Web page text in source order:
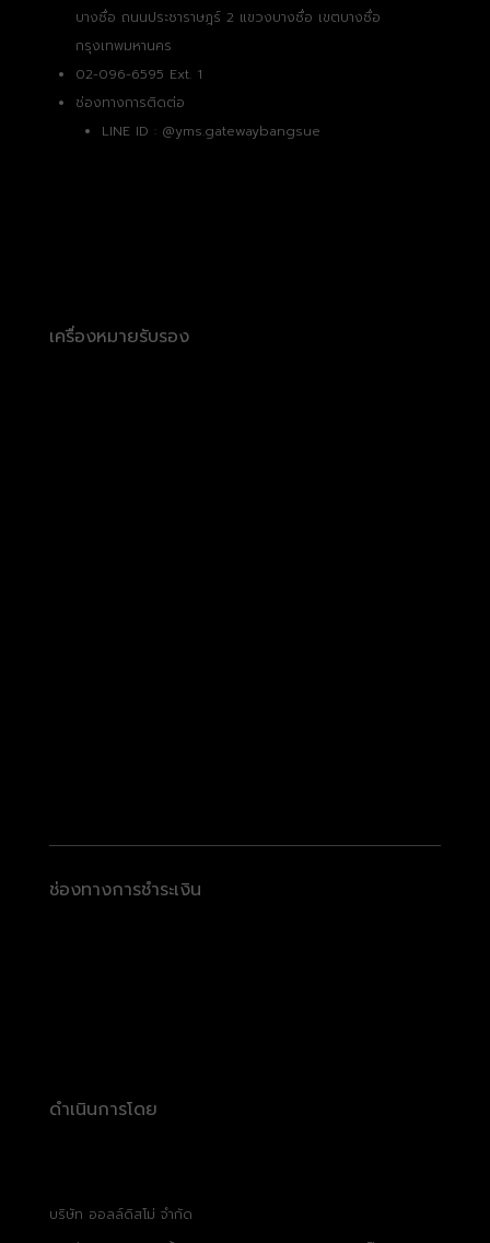
บางซื่อ ถนนประชาราษฎร์ 2 แขวงบางซื่อ เขตบางซื่อ
กรุงเทพมหานคร
02-096-6595 Ext. 1
ช่องทางการติดต่อ
LINE ID : @yms.gatewaybangsue
เครื่องหมายรับรอง
ช่องทางการชำระเงิน
ดำเนินการโดย
บริษัท ออลล์ดิสโม่ จำกัด